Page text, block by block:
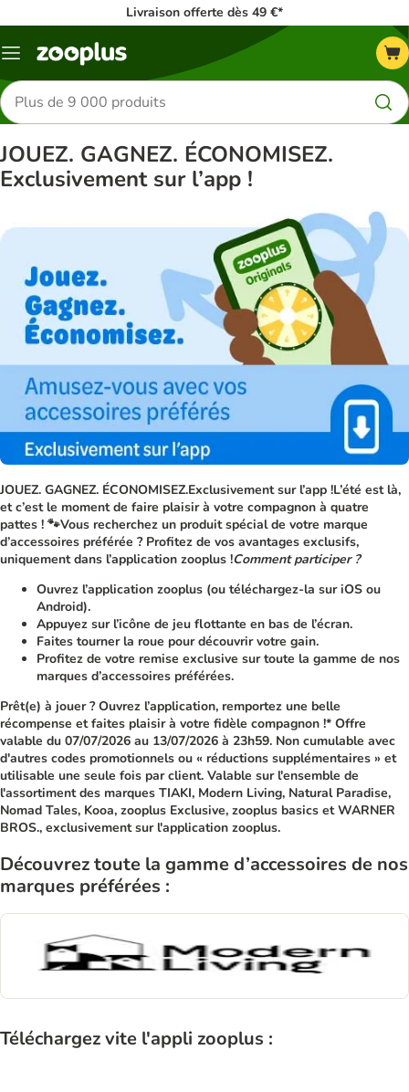
Livraison offerte dès 49 €*
Menu
Rechercher
des
produits
JOUEZ. GAGNEZ. ÉCONOMISEZ.
Exclusivement sur l’app !
JOUEZ. GAGNEZ. ÉCONOMISEZ.Exclusivement sur l’app !L’été est là,
et c’est le moment de faire plaisir à votre compagnon à quatre
pattes ! 🐾Vous recherchez un produit spécial de votre marque
d’accessoires préférée ? Profitez de vos avantages exclusifs,
uniquement dans l’application zooplus !Comment participer ?
Ouvrez l’application zooplus (ou téléchargez-la sur iOS ou
Android).
Appuyez sur l’icône de jeu flottante en bas de l’écran.
Faites tourner la roue pour découvrir votre gain.
Profitez de votre remise exclusive sur toute la gamme de nos
marques d’accessoires préférées.
Prêt(e) à jouer ? Ouvrez l’application, remportez une belle
récompense et faites plaisir à votre fidèle compagnon !* Offre
valable du 07/07/2026 au 13/07/2026 à 23h59. Non cumulable avec
d'autres codes promotionnels ou « réductions supplémentaires » et
utilisable une seule fois par client. Valable sur l'ensemble de
l'assortiment des marques TIAKI, Modern Living, Natural Paradise,
Nomad Tales, Kooa, zooplus Exclusive, zooplus basics et WARNER
BROS., exclusivement sur l'application zooplus.
Découvrez toute la gamme d’accessoires de nos
marques préférées :
Téléchargez vite l'appli zooplus :